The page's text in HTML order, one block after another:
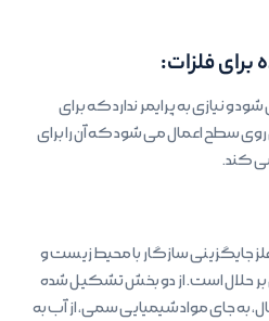
فلزات:
نیازی به پرایمر ندارد که برای
سطح اعمال می شود که آن را برای
کند.
جایگزینی سازگار با محیط زیست و
حلال است. از دو بخش تشکیل شده
به جای مواد شیمیایی سمی، از آب به